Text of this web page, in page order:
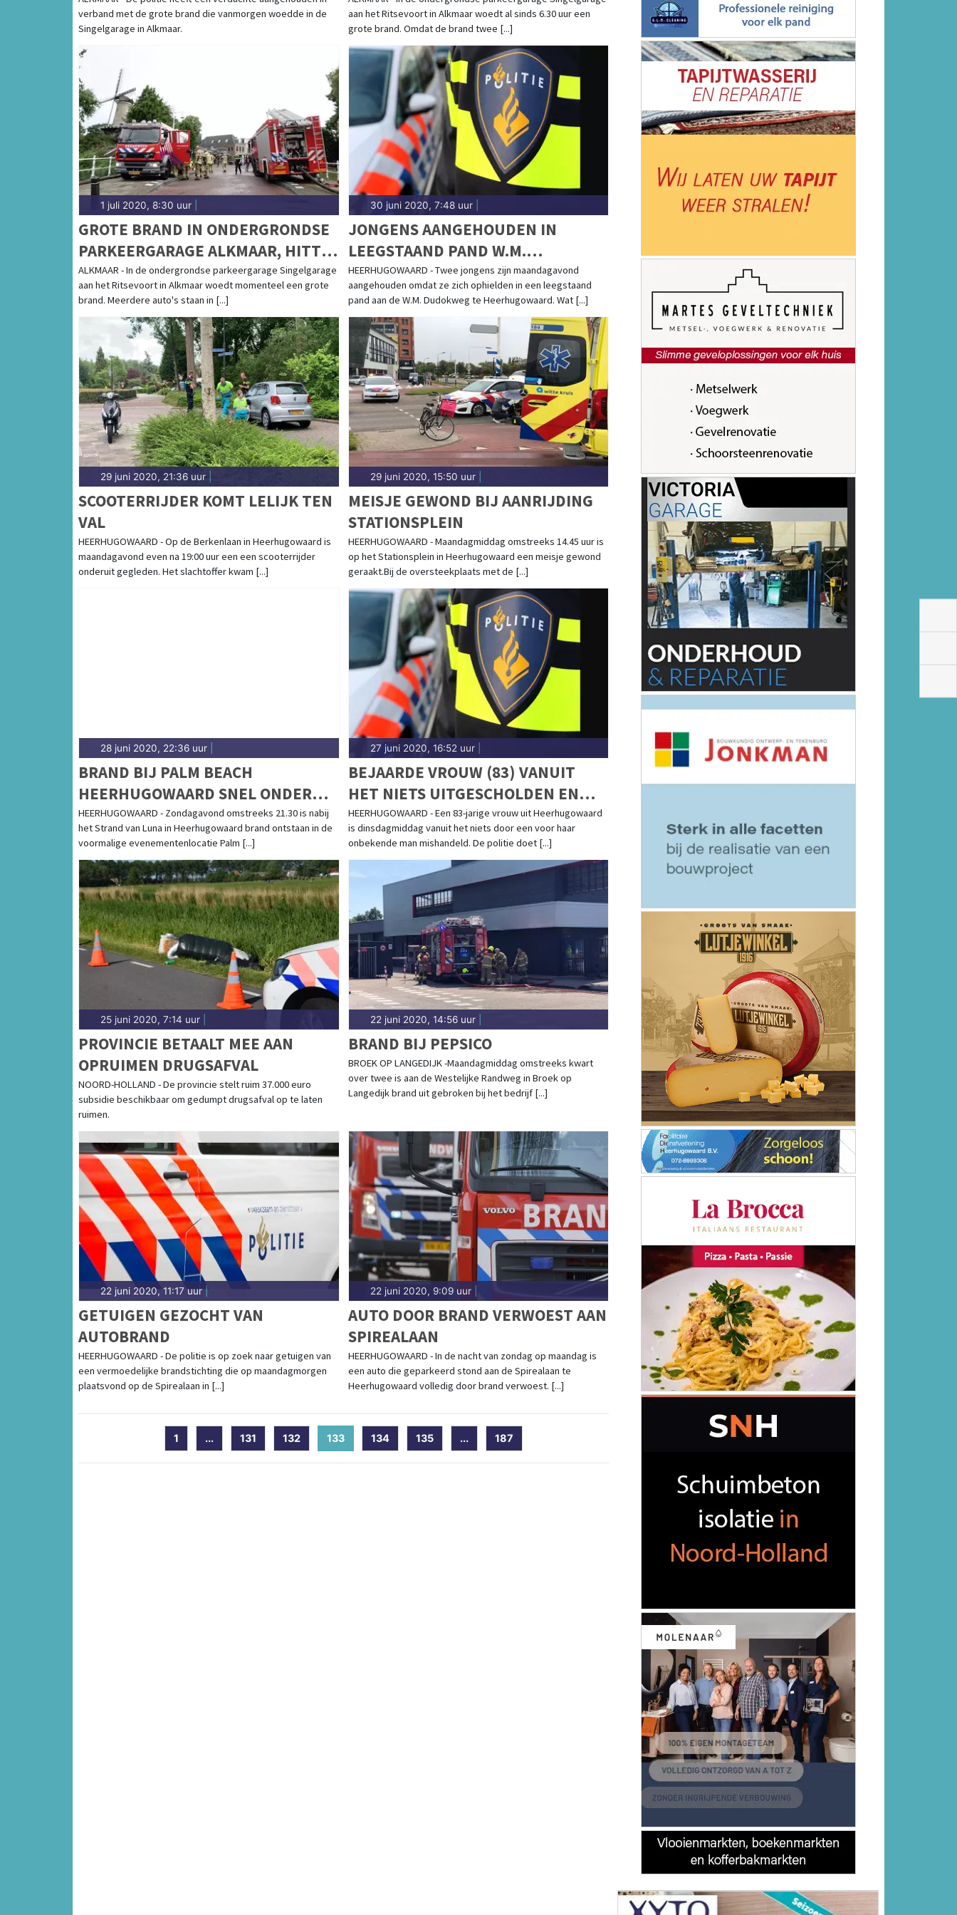
getuige van een misdrijf of ongeluk of bij een vermissing in Heerhugowaard, wil je dat direct
weten. Goed nieuws, want wij houden jou up-to-date met het laatste nieuws uit Heerhugowaard.
COMPLETE VERHALEN 112 HEERHUGOWAARD
Als betrokken Heerhugowaarder wil je zo snel mogelijk weten wat er allemaal speelt in jouw
regio. Dat snappen wij! Daarom brengen onze bevlogen reporters het laatste 112 nieuws direct
bij jou thuis. Daarbij informeren ze jou over de feiten en gaan ze op zoek naar de complete
verhalen achter het nieuws. Op de site van Heerhugowaards Dagblad vind jij altijd direct het
laatste nieuws uit Heerhugowaard en de regio.
verband met de grote brand die vanmorgen woedde in de
Singelgarage in Alkmaar.
aan het Ritsevoort in Alkmaar woedt al sinds 6.30 uur een
grote brand. Omdat de brand twee [...]
1 juli 2020, 8:30 uur
GROTE BRAND IN ONDERGRONDSE
PARKEERGARAGE ALKMAAR, HITTE
EN ROOK BEMOEILIJKEN BLUSSEN
ALKMAAR - In de ondergrondse parkeergarage Singelgarage
aan het Ritsevoort in Alkmaar woedt momenteel een grote
brand. Meerdere auto's staan in [...]
30 juni 2020, 7:48 uur|
JONGENS AANGEHOUDEN IN
LEEGSTAAND PAND W.M.
DUDOKWEG
HEERHUGOWAARD - Twee jongens zijn maandagavond
aangehouden omdat ze zich ophielden in een leegstaand
pand aan de W.M. Dudokweg te Heerhugowaard. Wat [...]
29 juni 2020, 21:36 uur
SCOOTERRIJDER KOMT LELIJK TEN
VAL
HEERHUGOWAARD - Op de Berkenlaan in Heerhugowaard is
maandagavond even na 19:00 uur een een scooterrijder
onderuit gegleden. Het slachtoffer kwam [...]
29 juni 2020, 15:50 uur|
MEISJE GEWOND BIJ AANRIJDING
STATIONSPLEIN
HEERHUGOWAARD - Maandagmiddag omstreeks 14.45 uur is
op het Stationsplein in Heerhugowaard een meisje gewond
geraakt.Bij de oversteekplaats met de [...]
28 juni 2020, 22:36 uur
BRAND BIJ PALM BEACH
HEERHUGOWAARD SNEL ONDER
CONTROLE
HEERHUGOWAARD - Zondagavond omstreeks 21.30 is nabij
het Strand van Luna in Heerhugowaard brand ontstaan in de
voormalige evenementenlocatie Palm [...]
27 juni 2020, 16:52 uur|
BEJAARDE VROUW (83) VANUIT
HET NIETS UITGESCHOLDEN EN
GESLAGEN; POLITIE ZOEKT
GETUIGEN
HEERHUGOWAARD - Een 83-jarige vrouw uit Heerhugowaard
is dinsdagmiddag vanuit het niets door een voor haar
onbekende man mishandeld. De politie doet [...]
25 juni 2020, 7:14 uur
PROVINCIE BETAALT MEE AAN
OPRUIMEN DRUGSAFVAL
NOORD-HOLLAND - De provincie stelt ruim 37.000 euro
subsidie beschikbaar om gedumpt drugsafval op te laten
ruimen.
22 juni 2020, 14:56 uur|
BRAND BIJ PEPSICO
BROEK OP LANGEDIJK -Maandagmiddag omstreeks kwart
over twee is aan de Westelijke Randweg in Broek op
Langedijk brand uit gebroken bij het bedrijf [...]
22 juni 2020, 11:17 uur|
GETUIGEN GEZOCHT VAN
AUTOBRAND
HEERHUGOWAARD - De politie is op zoek naar getuigen van
een vermoedelijke brandstichting die op maandagmorgen
plaatsvond op de Spirealaan in [...]
22 juni 2020, 9:09 uur|
AUTO DOOR BRAND VERWOEST AAN
SPIREALAAN
HEERHUGOWAARD - In de nacht van zondag op maandag is
een auto die geparkeerd stond aan de Spirealaan te
Heerhugowaard volledig door brand verwoest. [...]
1 ... 131 132 133 (current)
134 135 ... 187